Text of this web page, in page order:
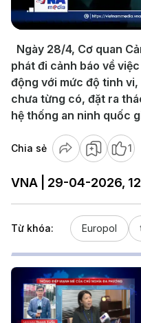
Ngày 28/4, Cơ quan
phát đi cảnh báo về
động với mức độ tinh
chưa từng có, đặt ra
hệ thống an ninh quốc
Chia sẻ 1
VNA | 29-04-2026,
Từ khóa: Europol